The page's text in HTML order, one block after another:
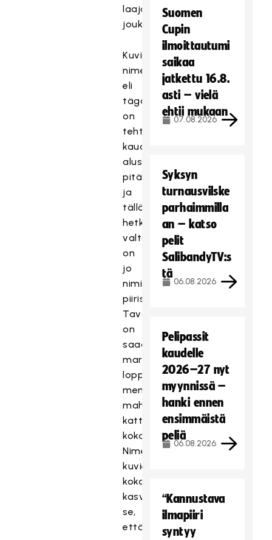
laajan
joukon.
Kuvien
nimeämistä
eli
tägäystä
on
tehty
kauden
alusta
pitäen
ja
tällä
hetkellä
valtaosa
on
jo
nimihaun
piirissä.
Tavoitteena
on
saada
marraskuun
loppuun
mennessä
mahdollisimman
kattava
kokoelma.
Nimettyjen
kuvien
kokonaismäärää
kasvattaa
se,
että
Suomen
Cupin
ilmoittautumi
saikaa
jatkettu 16.8.
asti – vielä
ehtii mukaan
07.08.2026
Syksyn
turnausvilske
parhaimmilla
an – katso
pelit
SalibandyTV:s
tä
06.08.2026
Pelipassit
kaudelle
2026–27 nyt
myynnissä –
hanki ennen
ensimmäistä
peliä
06.08.2026
“Kannustava
ilmapiiri
syntyy